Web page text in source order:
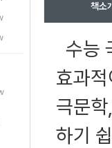
책소
수능
효과
극문
하기